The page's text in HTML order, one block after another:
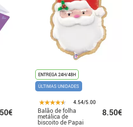
ENTREGA 24H/48H
ÚLTIMAS UNIDADES
4.54/5.00
Balão de folha
metálica de
biscoito de Papai
8.50€